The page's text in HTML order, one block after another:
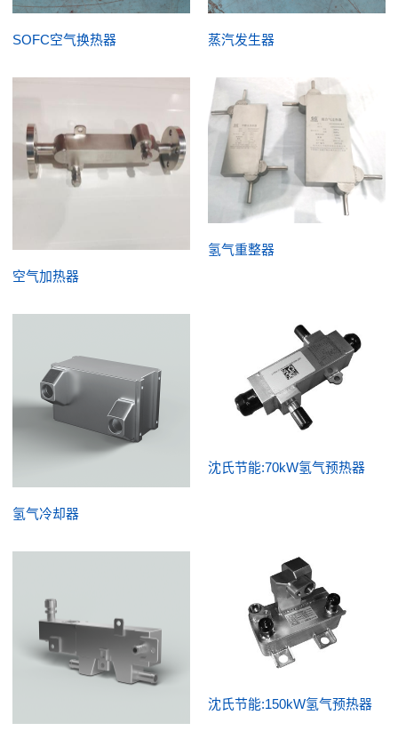
SOFC空气换热器 蒸汽发生器
空气加热器
氢气重整器
氢气冷却器
沈氏节能:70kW氢气预热器
沈氏节能:150kW氢气预热器